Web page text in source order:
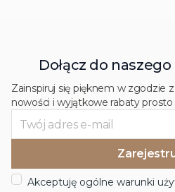
Dołącz do
Zainspiruj się pięknem w zgodzie
nowości i wyjątkowe rabaty prosto
Akceptuję ogólne warunki